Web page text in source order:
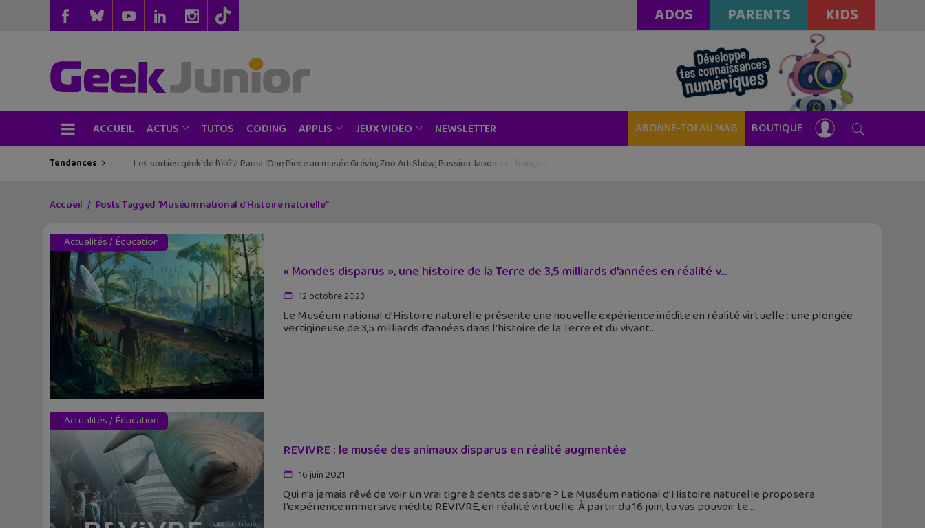
ADOS PARENTS KIDS
ACCUEIL ACTUS TUTOS CODING APPLIS JEUX VIDEO NEWSLETTER ABONNE-TOI AU MAG BOUTIQUE
Tendances Les sorties geek de l’été à Paris : One Piece au musée Grévin, Zoo Art Show, Passion Japon…
Accueil Posts Tagged "Muséum national d’Histoire naturelle"
Actualités/ Éducation
« Mondes disparus », une histoire de la Terre de 3,5 milliards d’années en réalité v...
12 octobre 2023
Le Muséum national d’Histoire naturelle présente une nouvelle expérience inédite en réalité virtuelle : une plongée
vertigineuse de 3,5 milliards d’années dans l’histoire de la Terre et du vivant
Actualités/ Éducation
REVIVRE : le musée des animaux disparus en réalité augmentée
16 juin 2021
Qui n’a jamais rêvé de voir un vrai tigre à dents de sabre ? Le Muséum national d’Histoire naturelle proposera
l'expérience immersive inédite REVIVRE, en réalité virtuelle. À partir du 16 juin, tu vas pouvoir te